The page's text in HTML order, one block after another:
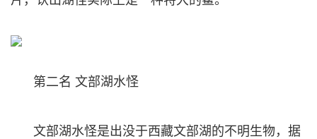
第二名 文部湖水怪
文部湖水怪是出没于西藏文部湖的不明生物，据